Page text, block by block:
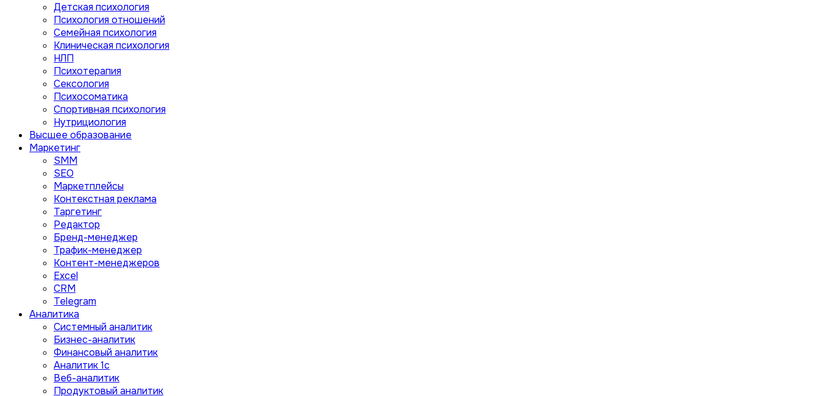
Детская психология
Психология отношений
Семейная психология
Клиническая психология
НЛП
Психотерапия
Сексология
Психосоматика
Спортивная психология
Нутрициология
Высшее образование
Маркетинг
SMM
SEO
Маркетплейсы
Контекстная реклама
Таргетинг
Редактор
Бренд-менеджер
Трафик-менеджер
Контент-менеджеров
Excel
CRM
Telegram
Аналитика
Системный аналитик
Бизнес-аналитик
Финансовый аналитик
Aналитик 1с
Веб-аналитик
Продуктовый аналитик